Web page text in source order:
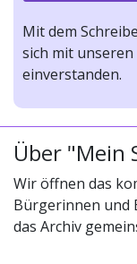
Mit dem
sich mit unseren
einverstanden.
Über "Mein
Wir öffnen das
Bürgerinnen und
das Archiv